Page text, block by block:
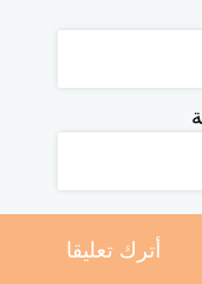
أترك تعليقا